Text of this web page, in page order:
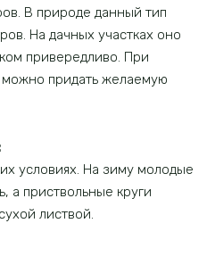
В природе данный тип
На дачных участках оно
привередливо. При
можно придать желаемую
условиях. На зиму молодые
а приствольные круги
листвой.